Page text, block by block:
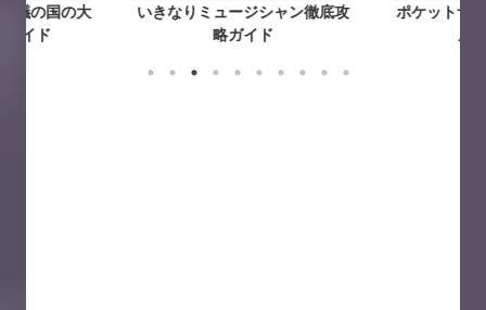
議の国の大
ガイド
いきなりミュージシャン徹底攻
略ガイド
ポケットザ
底